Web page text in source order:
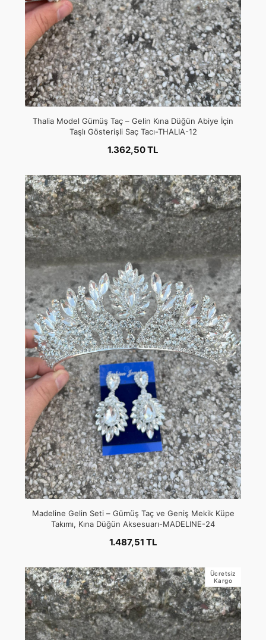
Thalia Model Gümüş Taç – Gelin Kına Düğün Abiye İçin
Taşlı Gösterişli Saç Tacı-THALIA-12
1.362,50 TL
Madeline Gelin Seti – Gümüş Taç ve Geniş Mekik Küpe
Takımı, Kına Düğün Aksesuarı-MADELINE-24
1.487,51 TL
Ücretsiz
Kargo